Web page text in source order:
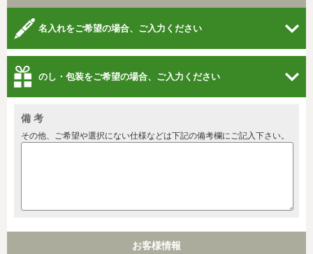
名入れをご希望の場合、ご入力ください
のし・包装をご希望の場合、ご入力ください
備 考
その他、ご希望や選択にない仕様などは下記の備考欄にご記入下さい。
お客様情報